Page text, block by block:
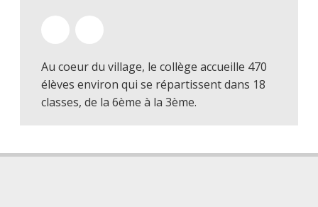
Au coeur du village, le collège accueille 470
élèves environ qui se répartissent dans 18
classes, de la 6ème à la 3ème.